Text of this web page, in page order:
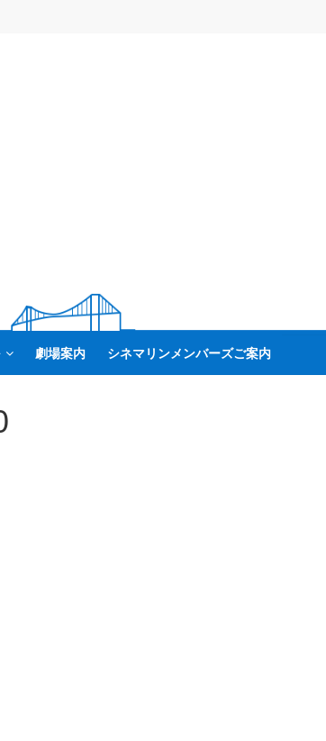
劇場案内 シネマリンメンバーズご案内